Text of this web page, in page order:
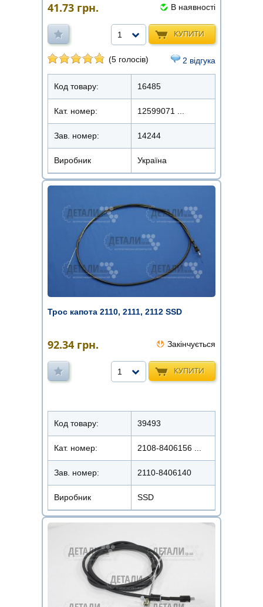
41.73 грн. В наявності
КУПИТИ
1
(5 голосів) 2 відгука
Код товару: 16485
Кат. номер: 12599071 ...
Зав. номер: 14244
Виробник Україна
Трос капота 2110, 2111, 2112 SSD
92.34 грн. Закінчується
КУПИТИ
1
Код товару: 39493
Кат. номер: 2108-8406156 ...
Зав. номер: 2110-8406140
Виробник SSD